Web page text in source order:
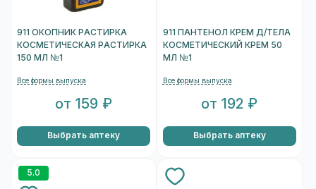
911 ОКОПНИК РАСТИРКА
КОСМЕТИЧЕСКАЯ РАСТИРКА
150 МЛ №1
Все формы выпуска
от 159 ₽
Выбрать аптеку
911 ПАНТЕНОЛ КРЕМ Д/ТЕЛА
КОСМЕТИЧЕСКИЙ КРЕМ 50
МЛ №1
Все формы выпуска
от 192 ₽
Выбрать аптеку
5.0